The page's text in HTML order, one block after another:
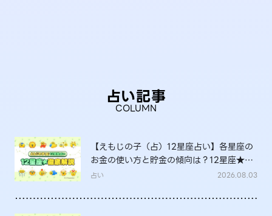
占い記事
COLUMN
【えもじの子（占）12星座占い】各星座の
お金の使い方と貯金の傾向は？12星座★徹
底解説
占い 2026.08.03